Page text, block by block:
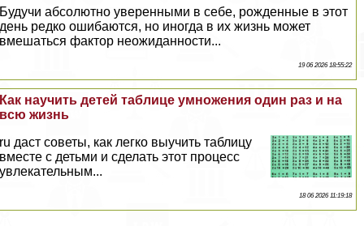
Будучи абсолютно уверенными в себе, рожденные в этот
день редко ошибаются, но иногда в их жизнь может
вмешаться фактор неожиданности...
19 06 2026 18:55:22
Как научить детей таблице умножения один раз и на
всю жизнь
ru даст советы, как легко выучить таблицу
вместе с детьми и сделать этот процесс
увлекательным...
18 06 2026 11:19:18